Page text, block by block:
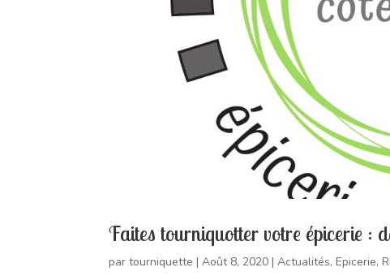
Faites tourniquotter votre épicerie :
partourniquette |Août 8, 2020 |Actualités,Epicerie,